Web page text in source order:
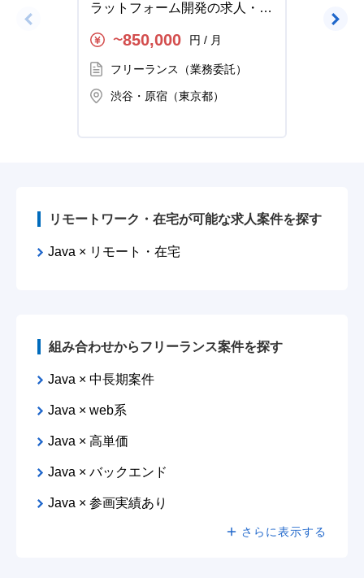
ラットフォーム開発の求人・案
〜850,000 円 / 月
フリーランス（業務委託）
渋谷・原宿（東京都）
の求
リモートワーク・在宅が可能な求人案件を探す
Java × リモート・在宅
組み合わせからフリーランス案件を探す
Java × 中長期案件
Java × web系
Java × 高単価
Java × バックエンド
Java × 参画実績あり
さらに表示する